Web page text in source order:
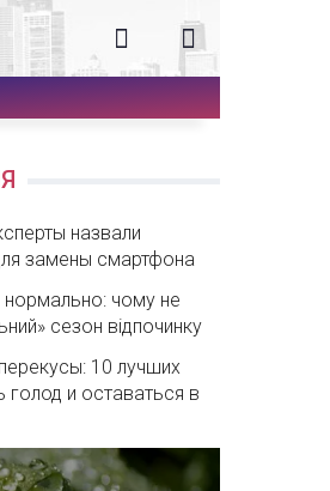
назвали
замены смартфона
нормально: чому не
сезон відпочинку
10 лучших
голод и оставаться в